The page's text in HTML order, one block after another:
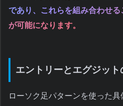
であり、これらを組み合わせ
が可能になります。
エントリーとエグジッ
ローソク足パターンを使った